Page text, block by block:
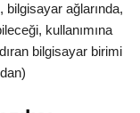
ağlarında,
kullanımına
bilgisayar birimi